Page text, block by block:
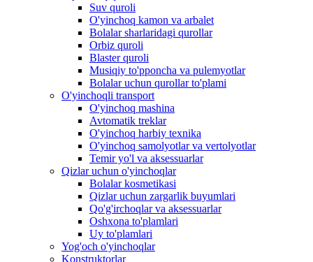
Suv quroli
O'yinchoq kamon va arbalet
Bolalar sharlaridagi qurollar
Orbiz quroli
Blaster quroli
Musiqiy to'pponcha va pulemyotlar
Bolalar uchun qurollar to'plami
O'yinchoqli transport
O'yinchoq mashina
Avtomatik treklar
O'yinchoq harbiy texnika
O'yinchoq samolyotlar va vertolyotlar
Temir yo'l va aksessuarlar
Qizlar uchun o'yinchoqlar
Bolalar kosmetikasi
Qizlar uchun zargarlik buyumlari
Qo'g'irchoqlar va aksessuarlar
Oshxona to'plamlari
Uy to'plamlari
Yog'och o'yinchoqlar
Konstruktorlar